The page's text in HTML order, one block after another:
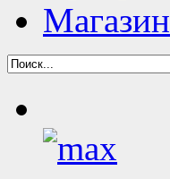
Магазин